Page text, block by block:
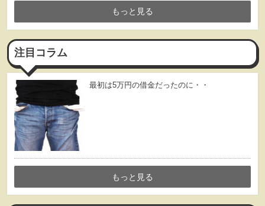
もっと見る
注目コラム
最初は5万円の借金だったのに・・
もっと見る